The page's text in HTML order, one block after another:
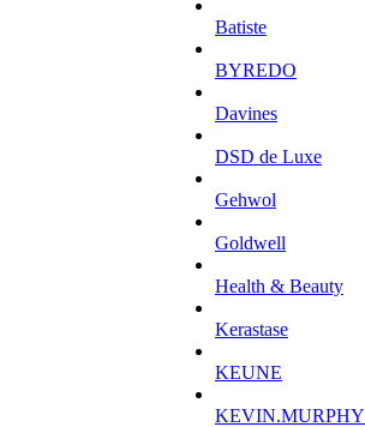
Batiste
BYREDO
Davines
DSD de Luxe
Gehwol
Goldwell
Health & Beauty
Kerastase
KEUNE
KEVIN.MURPHY